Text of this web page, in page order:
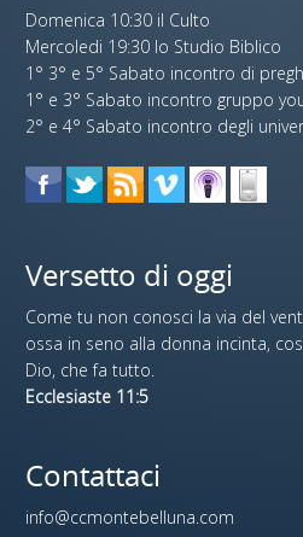
Domenica 10:30 il Culto
Mercoledi 19:30 lo Studio Biblico
1° 3° e 5° Sabato incontro di
1° e 3° Sabato incontro gruppo
2° e 4° Sabato incontro degli
Versetto di oggi
Come tu non conosci la via del
ossa in seno alla donna incinta,
Dio, che fa tutto.
Ecclesiaste 11:5
Contattaci
info@ccmontebelluna.com